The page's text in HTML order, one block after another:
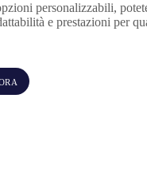
personalizzabili,
e prestazioni per